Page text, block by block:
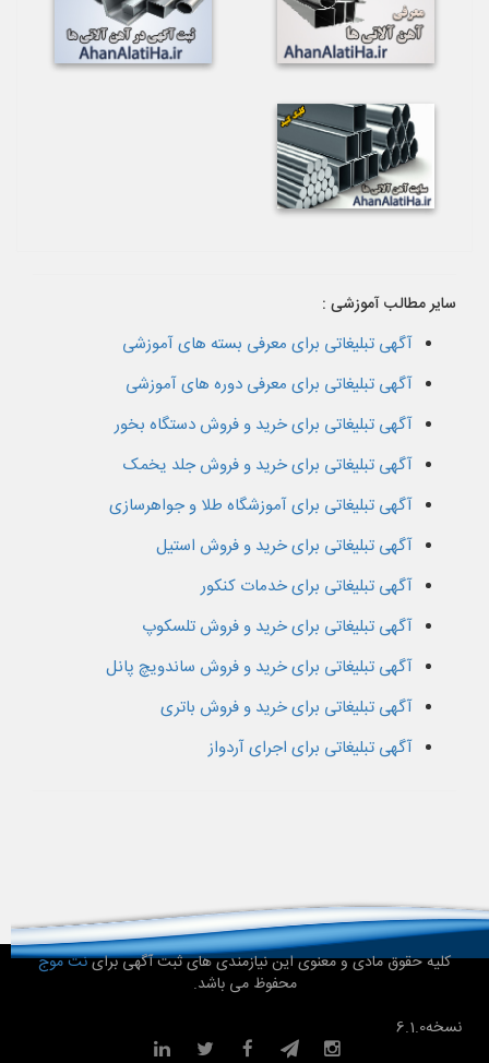
سایر مطالب آموزشی :
آگهی تبلیغاتی برای معرفی بسته های آموزشی
آگهی تبلیغاتی برای معرفی دوره های آموزشی
آگهی تبلیغاتی برای خرید و فروش دستگاه بخور
آگهی تبلیغاتی برای خرید و فروش جلد یخمک
آگهی تبلیغاتی برای آموزشگاه طلا و جواهرسازی
آگهی تبلیغاتی برای خرید و فروش استیل
آگهی تبلیغاتی برای خدمات کنکور
آگهی تبلیغاتی برای خرید و فروش تلسکوپ
آگهی تبلیغاتی برای خرید و فروش ساندویچ پانل
آگهی تبلیغاتی برای خرید و فروش باتری
آگهی تبلیغاتی برای اجرای آردواز
کلیه حقوق مادی و معنوی این نیازمندی های ثبت آگهی براینت موج
محفوظ می باشد.
نسخه6.1.0